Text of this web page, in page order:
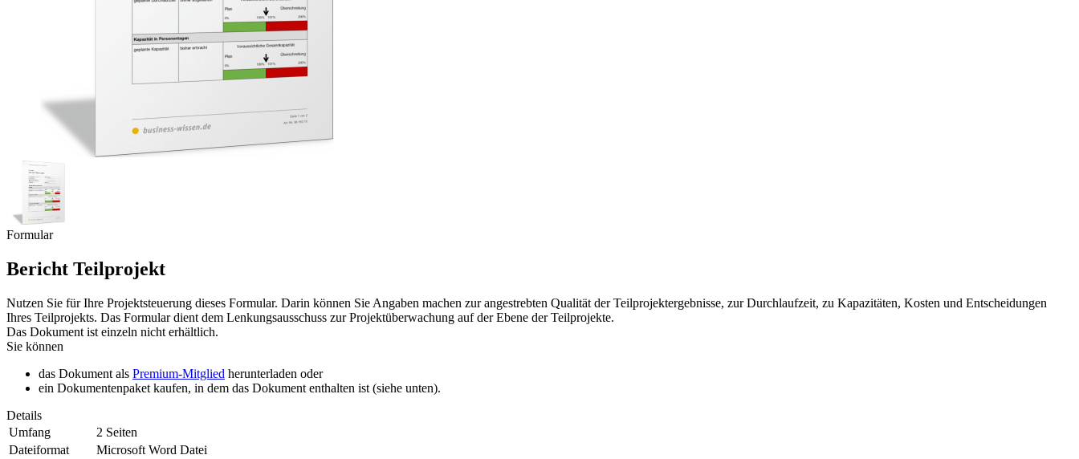
Formular
Bericht Teilprojekt
Nutzen Sie für Ihre Projektsteuerung dieses Formular. Darin können Sie Angaben machen zur angestrebten Qualität der Teilprojektergebnisse, zur Durchlaufzeit, zu Kapazitäten, Kosten und Entscheidungen
Ihres Teilprojekts. Das Formular dient dem Lenkungsausschuss zur Projektüberwachung auf der Ebene der Teilprojekte.
Das Dokument ist einzeln nicht erhältlich.
Sie können
das Dokument als Premium-Mitglied herunterladen oder
ein Dokumentenpaket kaufen, in dem das Dokument enthalten ist (siehe unten).
Details
Umfang
2 Seiten
Dateiformat
Microsoft Word Datei